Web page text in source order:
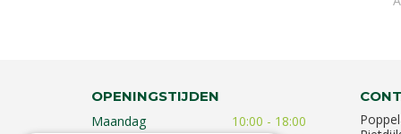
OPENINGSTIJDEN
Maandag
10:00 - 18:00